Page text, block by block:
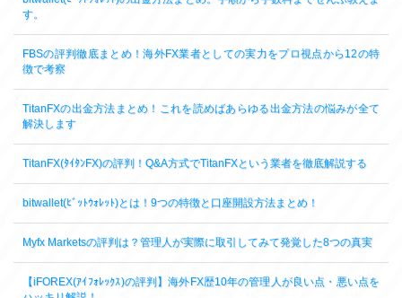
す。
FBSの評判徹底まとめ！海外FX業者としての実力をプロ視点から12の特
徴で考察
TitanFXの出金方法まとめ！これを読めばあらゆる出金方法の悩みが全て
解決します
TitanFX(ﾀｲﾀﾝFX)の評判！Q&A方式でTitanFXという業者を徹底解説する
bitwallet(ﾋﾞｯﾄｳｫﾚｯﾄ)とは！9つの特徴と口座開設方法まとめ！
Myfx Marketsの評判は？管理人が実際に取引してみて発覚した8つの真実
【iFOREX(ｱｲﾌｫﾚｯｸｽ)の評判】海外FX歴10年の管理人が良い点・悪い点を